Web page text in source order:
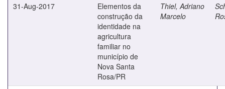
31-Aug-2017
Elementos da
construção da
identidade na
agricultura
familiar no
município de
Nova Santa
Rosa/PR
Thiel, Adriano
Marcelo